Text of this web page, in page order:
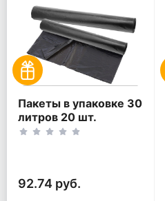
Пакеты в упаковке 30
литров 20 шт.
(20шт*2рул)
92.74 руб.